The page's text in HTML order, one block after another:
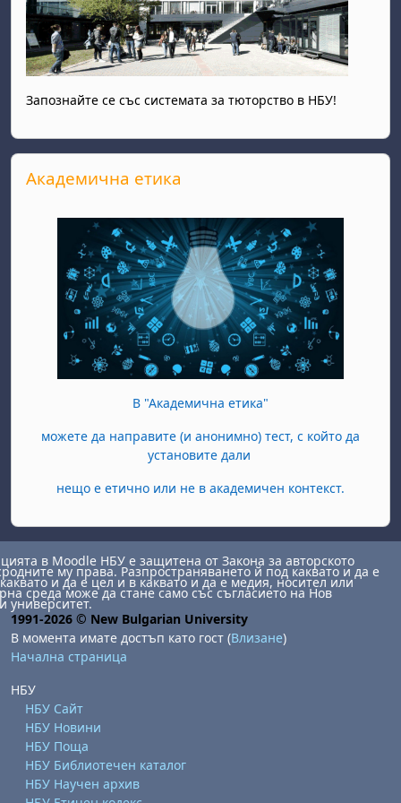
Запознайте се със системата за тюторство в НБУ!
Прескочи Академична етика
Академична етика
В "Академична етика"
можете да направите (и анонимно) тест, с който да
установите дали
нещо е етично или не в академичен контекст.
в Moodle НБУ е защитена от Закона за авторското
му права. Разпространяването й под каквато и да е
и да е цел и в каквато и да е медия, носител или
среда може да стане само със съгласието на Нов
университет.
1991-2026 © New Bulgarian University
В момента имате достъп като гост (Влизане)
Начална страница
НБУ
НБУ Сайт
НБУ Новини
НБУ Поща
НБУ Библиотечен каталог
НБУ Научен архив